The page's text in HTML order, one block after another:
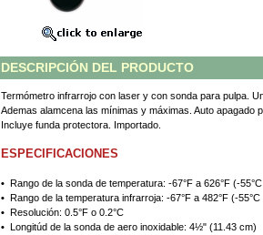
DESCRIPCIÓN DEL PRODUCTO
Termómetro infrarrojo con laser y con sonda para pulpa.
Ademas alamcena las mínimas y máximas. Auto apagado
Incluye funda protectora. Importado.
ESPECIFICACIONES
• Rango de la sonda de temperatura: -67°F a 626°F (-55°C
• Rango de la temperatura infrarroja: -67°F a 482°F (-55°C
• Resolución: 0.5°F o 0.2°C
• Longitúd de la sonda de aero inoxidable: 4½" (11.43 cm)